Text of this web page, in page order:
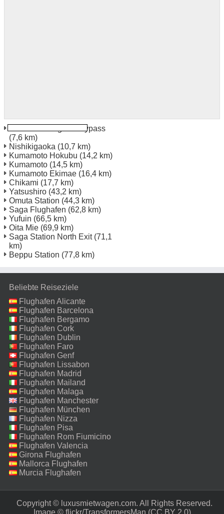
Kumamoto Higashi Bypass
(7,6 km)
Nishikigaoka (10,7 km)
Kumamoto Hokubu (14,2 km)
Kumamoto (14,5 km)
Kumamoto Ekimae (16,4 km)
Chikami (17,7 km)
Yatsushiro (43,2 km)
Omuta Station (44,3 km)
Saga Flughafen (62,8 km)
Yufuin (66,5 km)
Oita Mie (69,9 km)
Saga Station North Exit(71,1
km)
Beppu Station (77,8 km)
Beliebte Reiseziele
Flughafen Alicante
Flughafen Barcelona
Flughafen Bergamo
Flughafen Cork
Flughafen Dublin
Flughafen Faro
Flughafen Genf
Flughafen Lissabon
Flughafen Madrid
Flughafen Mailand
Malpensa
Flughafen Malaga
Flughafen Manchester
Flughafen München
Flughafen Nizza
Flughafen Pisa
Flughafen Rom Fiumicino
Flughafen Valencia
Girona Flughafen
Mallorca Flughafen
Murcia Flughafen
Copyright © luxusmietwagen.com. All Rights Reserved.‎
Image © flickr/TransformersMan (CC BY 2.0)‎